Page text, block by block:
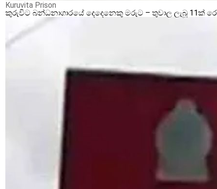
Kuruvita Prison
කුරුවිට බන්ධනාගාරයේ දෙදෙනෙකු මරුට – තුවාල ලැබූ 11ක්